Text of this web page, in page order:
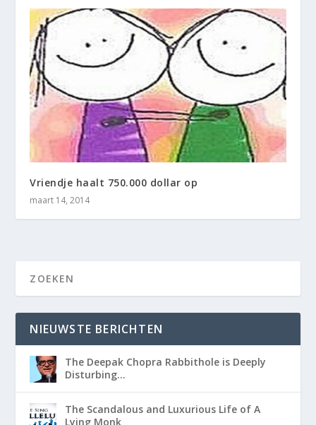
Vriendje haalt 750.000 dollar op
maart 14, 2014
NIEUWSTE BERICHTEN
The Deepak Chopra Rabbithole is Deeply
Disturbing…
The Scandalous and Luxurious Life of A
Lying Monk